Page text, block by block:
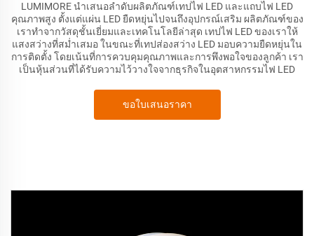
LUMIMORE นำเสนอลำดับผลิตภัณฑ์เทปไฟ LED และแถบไฟ LED
คุณภาพสูง ตั้งแต่แผ่น LED ยืดหยุ่นไปจนถึงอุปกรณ์เสริม ผลิตภัณฑ์ของ
เราทำจากวัสดุชั้นเยี่ยมและเทคโนโลยีล่าสุด เทปไฟ LED ของเราให้
แสงสว่างที่สม่ำเสมอ ในขณะที่เทปส่องสว่าง LED มอบความยืดหยุ่นใน
การติดตั้ง โดยเน้นที่การควบคุมคุณภาพและการพึงพอใจของลูกค้า เรา
เป็นหุ้นส่วนที่ได้รับความไว้วางใจจากธุรกิจในอุตสาหกรรมไฟ LED
ขอใบเสนอราคา